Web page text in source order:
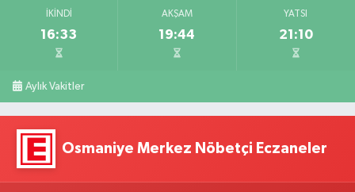
İKINDI
16:33
AKŞAM
19:44
YATSI
21:10
Aylık Vakitler
Osmaniye Merkez Nöbetçi Eczaneler